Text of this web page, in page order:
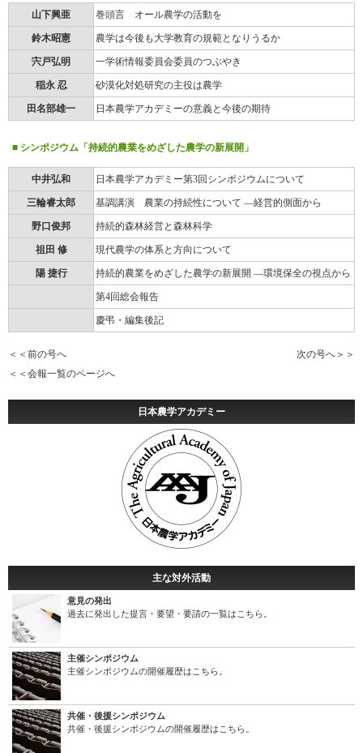
山下興亜 巻頭言 オール農学の活動を
鈴木昭憲 農学は今後も大学教育の規範となりうるか
宍戸弘明 一学術情報委員会委員のつぶやき
稲永 忍 砂漠化対処研究の主役は農学
田名部雄一 日本農学アカデミーの意義と今後の期待
■ シンポジウム「持続的農業をめざした農学の新展開」
中井弘和 日本農学アカデミー第3回シンポジウムについて
三輪睿太郎 基調講演 農業の持続性について ―経営的側面から
野口俊邦 持続的森林経営と森林科学
祖田 修 現代農学の体系と方向について
陽 捷行 持続的農業をめざした農学の新展開 ―環境保全の視点から
第4回総会報告
慶弔・編集後記
＜＜前の号へ
次の号へ＞＞
＜＜会報一覧のページへ
日本農学アカデミー
主な対外活動
意見の発出
過去に発出した提言・要望・要請の一覧はこちら。
主催シンポジウム
主催シンポジウムの開催履歴はこちら。
共催・後援シンポジウム
共催・後援シンポジウムの開催履歴はこちら。